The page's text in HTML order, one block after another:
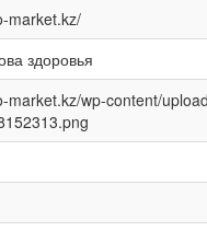
market.kz/
здоровья
market.kz/wp-content/